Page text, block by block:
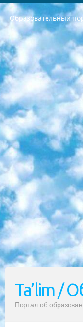
Образовательный
РЕСПУБЛИКА УЗБЕКИСТАН МИНИСТРЕРСТВО ДОШКОЛЬНОГО И ШКОЛЬНОГО ОБРАЗОВАНИЯ КОМАНДА в общеобразовательных учреждениях в 2023-2024 учебном году организация и проведение итоговой государственной аттестации обучающихся о Министра дошкольного и школьного образования Республики Узбекистан от 4 марта 2008 года (постановлением Минюста от 20 марта 2008 года № 1778 государственной регистрации) «Итоговое состояние учащихся общего среднего образования на основании положения об утверждении положения об аттестации общего среднего образования выпускной экзамен студентов в образовательных учреждениях в 2023-2024 учебном году В целях организации и прохождения аттестации приказываю: 1. Следующее: перечень предметов, по которым будет проводиться итоговая государственная аттестация и экзамен формы перевода согласно приложению 1; сертификаты международного образца, оценивающие уровень владения иностранными языками перечень согласно приложению 2; 2. Педагогический при специализированных образовательных учреждениях. научно-практический центр квалификации и международной оценки (Д.Давидова) 2024 г. До 25 марта: задания по предметам, по которым будет проводиться итоговая аттестация разработка и утверждение технических условий; итоговая аттестация на основании разработанного предметного задания разработка вопросов по предметам (устно и письменно), экзамен передача; общеобразовательные средние школы и специальные учебные заведения учащиеся выпускных классов школ и интернатов в агентской системе подготовка базы данных экзаменационных материалов и критериев оценки; перевод базы экзаменационных материалов на все языки обучения подать в Республиканский образовательный центр для изготовления; варианты экзаменов на основе разработанных контрольных материалов пусть будут поставлены задачи формирования. 3. Республиканский образовательный центр (Ш.Худайкулов) до 5 апреля 2024 года. до: база данных предоставленных экзаменационных материалов на все языки обучения перевод и экспертиза; для слепых, слабовидящих, глухих, слабослышащих и умственно отсталых детей учащиеся выпускных классов специализированных школ и школ-интернатов база данных экзаменационных материалов на всех преподаваемых языках подготовка критериев оценки; специализированные школы для умственно отсталых детей и технологии для учащихся выпускных классов школ-интернатов разработка соответствующих рекомендаций и критериев проведения ЕГЭ по естествознанию давать задания. 4. Педагогический при специализированных образовательных учреждениях. Научно-практический центр навыков и международной оценки (Д.Давидова), Республика образовательный центр (Худайкулов Ш.) итоговый государственный аттестационный экзамен ориентирован на творческое и логическое мышление при подготовке базы материалов учитывать введение заданий. 5. Следует отметить, что: сертификат государственного образца о знании общеобразовательного предмета и как минимум национальный уровень B1 по предметам на иностранных языках, указанным в Приложении 2. или международно признанный сертификат эквивалентного уровня студенты, изучающие определенный предмет, освобождаются от экзамена; по соответствующим предметам запланирована итоговая государственная аттестация за день до дня, путем жеребьевки Рабочей группой (в письменной форме по предметам, проводимым в форме) из числа сформированных вариантов выбрано 2 варианта; 2 выбранных варианта экзамена анонсированы на официальном сайте министерства и все выпускники по всей стране на основе этих вариантов проводит итоговую государственную аттестацию. 6. Государственное образование учащихся средних общеобразовательных учреждений. знания в соответствии с квалификационными требованиями, которые необходимо приобрести на основании стандартов итоговый (выпускной) контроль для 9 и 11 классов в целях тестирования Экзамены (далее – экзамены) состоят из предметов, перечисленных в приложении 1. будет сделано. 7. Экзамены пройдут с 26 мая по 15 июня 2024 г. (кроме науки физического воспитания). 8. Физическая для учащихся 9 классов общесредних образовательных учреждений. Экзамены по предмету «Образование, квалификация медицина» 1-6 мая 2024 года. сотрудники перевести под присмотр (с отклонениями в физическом или умственном развитии) специализированная школа для детей, школы-интернаты и со сколиозом школы-интернаты
Ta’lim /
Портал об